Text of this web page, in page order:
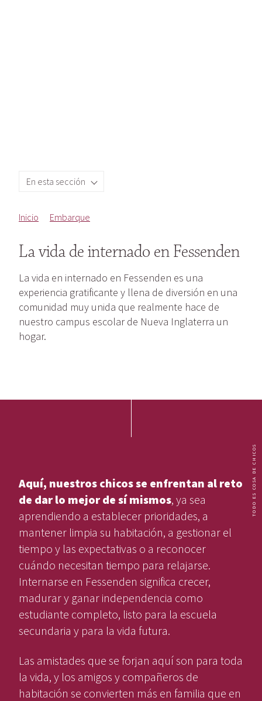
Inicio Embarque
En esta sección
La vida de internado en Fessenden
La vida en internado en Fessenden es una
experiencia gratificante y llena de diversión en una
comunidad muy unida que realmente hace de
nuestro campus escolar de Nueva Inglaterra un
hogar.
TODO ES COSA DE CHICOS
Aquí, nuestros chicos se enfrentan al reto
de dar lo mejor de sí mismos, ya sea
aprendiendo a establecer prioridades, a
mantener limpia su habitación, a gestionar el
tiempo y las expectativas o a reconocer
cuándo necesitan tiempo para relajarse.
Internarse en Fessenden significa crecer,
madurar y ganar independencia como
estudiante completo, listo para la escuela
secundaria y para la vida futura.
Las amistades que se forjan aquí son para toda
la vida, y los amigos y compañeros de
habitación se convierten más en familia que en